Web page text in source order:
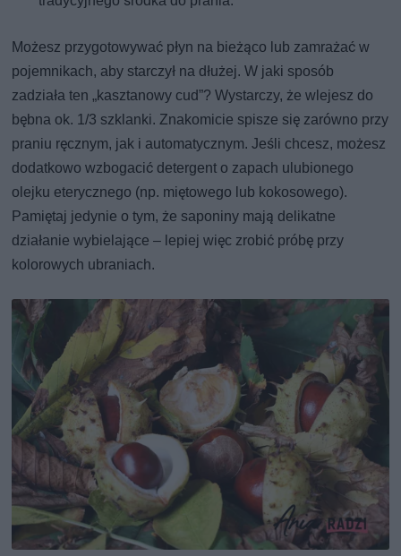
Możesz przygotowywać płyn na bieżąco lub zamrażać w
pojemnikach, aby starczył na dłużej. W jaki sposób
zadziała ten „kasztanowy cud”? Wystarczy, że wlejesz do
bębna ok. 1/3 szklanki. Znakomicie spisze się zarówno przy
praniu ręcznym, jak i automatycznym. Jeśli chcesz, możesz
dodatkowo wzbogacić detergent o zapach ulubionego
olejku eterycznego (np. miętowego lub kokosowego).
Pamiętaj jedynie o tym, że saponiny mają delikatne
działanie wybielające – lepiej więc zrobić próbę przy
kolorowych ubraniach.